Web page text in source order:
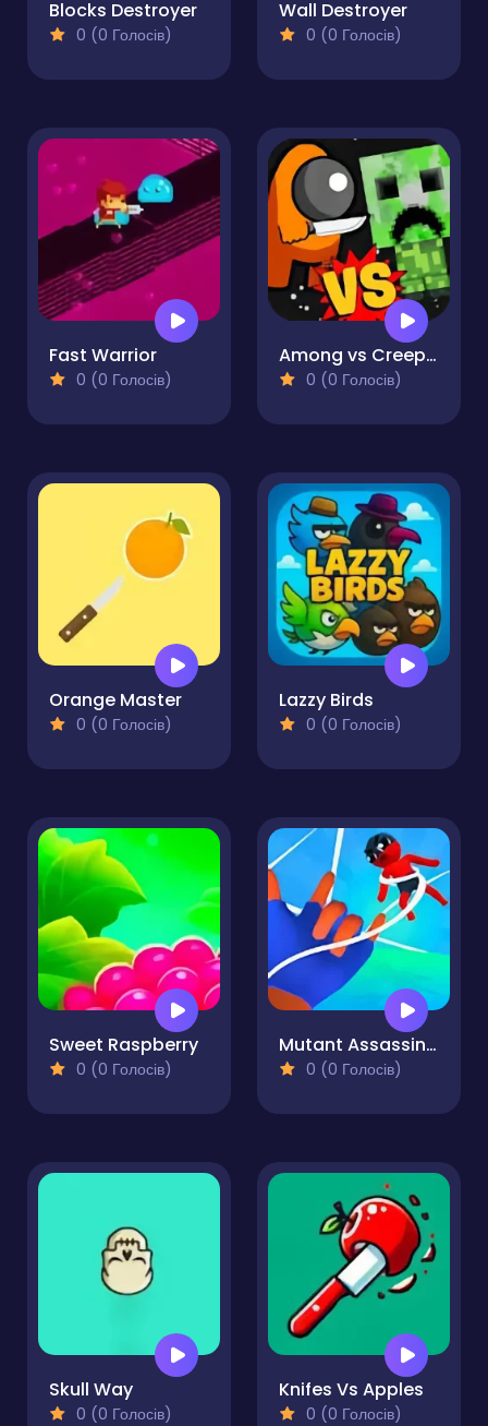
Blocks Destroyer
0 (0 Голосів)
Wall Destroyer
0 (0 Голосів)
Fast Warrior
0 (0 Голосів)
Among vs Creeper
0 (0 Голосів)
Orange Master
0 (0 Голосів)
Lazzy Birds
0 (0 Голосів)
Sweet Raspberry
0 (0 Голосів)
Mutant Assassin 3D
0 (0 Голосів)
Skull Way
0 (0 Голосів)
Knifes Vs Apples
0 (0 Голосів)